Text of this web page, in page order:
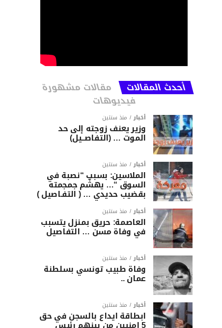
أحدث المقالات مقالات مشهورة
فيديوهات
أخبار منذ سنتين
وزير يعنف زوجته إلى حد
الموت … (التفاصــيل)
أخبار منذ سنتين
الملاسين: بسبب “نصبة في
السوق “… يهشّم جمجمته
بقضيب حديدي … ( التفـاصيل )
أخبار منذ سنتين
العاصمة: حريق بمنزل يتسبب
في وفاة مسن … التفاصيل
أخبار منذ سنتين
وفاة طبيب تونسي بسلطنة
عمان ..
أخبار منذ سنتين
ابطاقة ايداع بالسجن في حق